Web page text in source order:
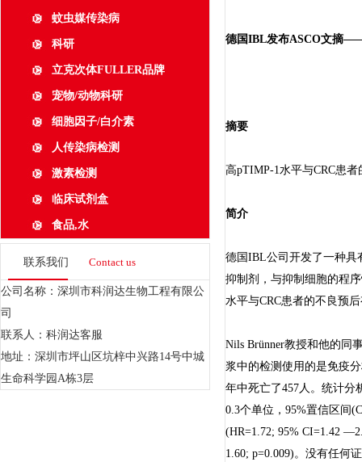
蚊虫媒传染病
科研
立克次体FULLER品牌
宠物/动物科研
细胞因子/白介素
人传染病检测
激素检测
临床试剂盒
食品,水
联系我们 Contact us
公司名称：深圳市科润达生物工程有限公
司
联系人：科润达客服
地址：深圳市坪山区坑梓中兴路14号中城
生命科学园A栋3层
德国IBL发布ASCO文摘
摘要
高pTIMP-1水平与CRC患
简介
德国IBL公司开发了一种具
抑制剂，与抑制细胞的程
水平与CRC患者的不良预
Nils Brünner教授和他的同
浆中的检测使用的是免疫
年中死亡了457人。统计分
0.3个单位，95%置信区间
(HR=1.72; 95% CI=1.42
1.60; p=0.009)。没有任何